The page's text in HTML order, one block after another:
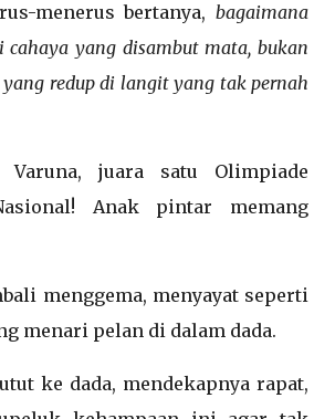
menerus bertanya, bagaimana
cahaya yang disambut mata, bukan
redup di langit yang tak pernah
Varuna, juara satu Olimpiade
Anak pintar memang
menggema, menyayat seperti
menari pelan di dalam dada.
ke dada, mendekapnya rapat,